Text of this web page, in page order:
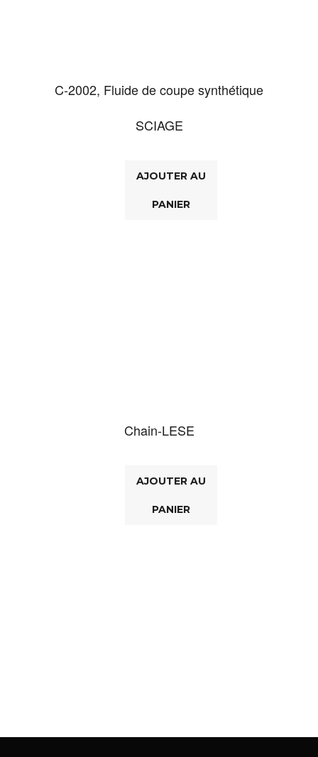
C-2002, Fluide de coupe synthétique
SCIAGE
AJOUTER AU
PANIER
Chain-LESE
AJOUTER AU
PANIER